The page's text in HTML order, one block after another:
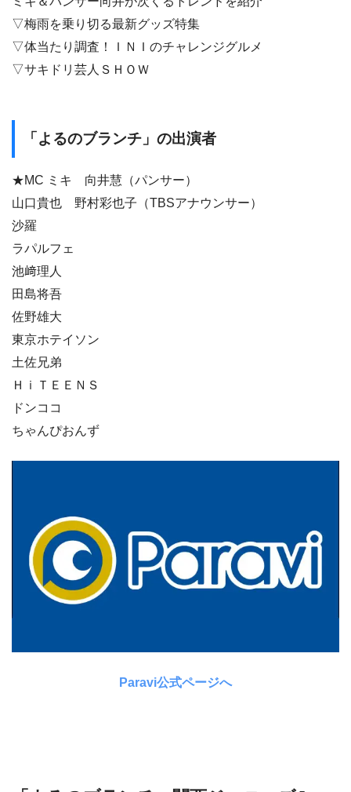
▽梅雨を乗り切る最新グッズ特集
▽体当たり調査！ＩＮＩのチャレンジグルメ
▽サキドリ芸人ＳＨＯＷ
「よるのブランチ」の出演者
★MC ミキ 向井慧（パンサー）
山口貴也 野村彩也子（TBSアナウンサー）
沙羅
ラパルフェ
池﨑理人
田島将吾
佐野雄大
東京ホテイソン
土佐兄弟
ＨｉＴＥＥＮＳ
ドンココ
ちゃんぴおんず
Paravi公式ページへ